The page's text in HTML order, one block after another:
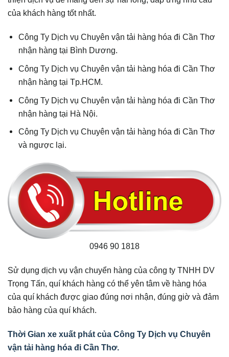
của khách hàng tốt nhất.
Công Ty Dịch vụ Chuyên vận tải hàng hóa đi Cần Thơ
nhận hàng tại Bình Dương.
Công Ty Dịch vụ Chuyên vận tải hàng hóa đi Cần Thơ
nhận hàng tại Tp.HCM.
Công Ty Dịch vụ Chuyên vận tải hàng hóa đi Cần Thơ
nhận hàng tại Hà Nội.
Công Ty Dịch vụ Chuyên vận tải hàng hóa đi Cần Thơ
và ngược lại.
0946 90 1818
Sử dụng dịch vụ vận chuyển hàng của công ty TNHH DV
Trọng Tấn, quí khách hàng có thể yên tâm về hàng hóa
của quí khách được giao đúng nơi nhận, đúng giờ và đảm
bảo hàng của quí khách.
Thời Gian xe xuất phát của Công Ty Dịch vụ Chuyên
vận tải hàng hóa đi Cần Thơ.